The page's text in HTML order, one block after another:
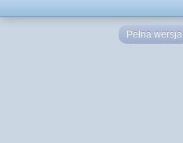
Pełna wersja